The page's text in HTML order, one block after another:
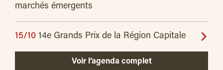
marchés émergents
15/10 14e Grands Prix de la Région Capitale
Voir l’agenda complet